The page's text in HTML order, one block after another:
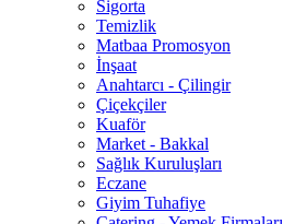
Sigorta
Temizlik
Matbaa Promosyon
İnşaat
Anahtarcı - Çilingir
Çiçekçiler
Kuaför
Market - Bakkal
Sağlık Kuruluşları
Eczane
Giyim Tuhafiye